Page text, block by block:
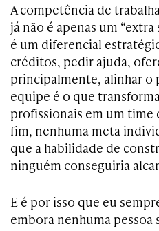
A competência de
já não é apenas um
é um diferencial
créditos, pedir ajuda,
principalmente, alinhar
equipe é o que
profissionais em um time
fim, nenhuma meta
que a habilidade de
ninguém conseguiria
E é por isso que eu
embora nenhuma pessoa